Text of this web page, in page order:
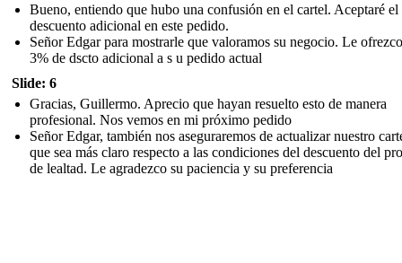
Bueno, entiendo que hubo una confusión en el cartel. Aceptaré el
descuento adicional en este pedido.
Señor Edgar para mostrarle que valoramos su negocio. Le
3% de dscto adicional a s u pedido actual
Slide: 6
Gracias, Guillermo. Aprecio que hayan resuelto esto de manera
profesional. Nos vemos en mi próximo pedido
Señor Edgar, también nos aseguraremos de actualizar nuestro
que sea más claro respecto a las condiciones del descuento del
de lealtad. Le agradezco su paciencia y su preferencia